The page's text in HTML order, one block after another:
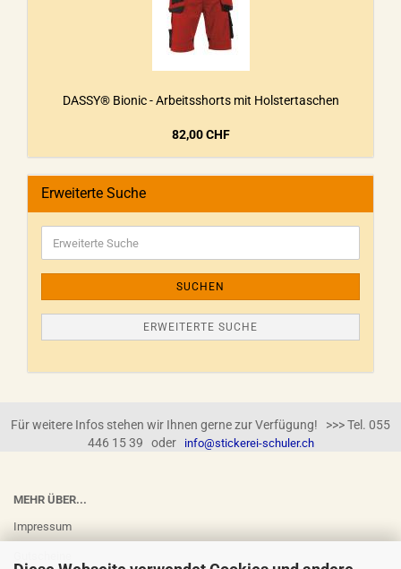
DASSY® Bionic - Arbeitsshorts mit Holstertaschen
82,00 CHF
Erweiterte Suche
SUCHEN
ERWEITERTE SUCHE
Für weitere Infos stehen wir Ihnen gerne zur Verfügung! >>> Tel. 055
446 15 39 oder
info@stickerei-schuler.ch
MEHR ÜBER...
Impressum